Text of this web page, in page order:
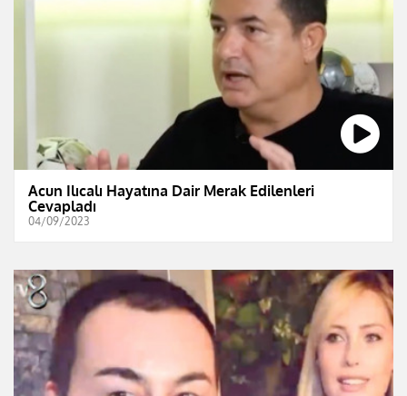
Acun Ilıcalı Hayatına Dair Merak Edilenleri
Cevapladı
04/09/2023